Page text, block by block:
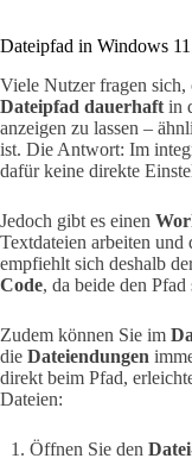
Dateipfad in Windows
Viele Nutzer fragen sich,
Dateipfad dauerhaft in
anzeigen zu lassen –
ist. Die Antwort: Im
dafür keine direkte
Jedoch gibt es einen
Textdateien arbeiten und
empfiehlt sich deshalb
Code, da beide den
Zudem können Sie im
die Dateiendungen
direkt beim Pfad,
Dateien:
Öffnen Sie den